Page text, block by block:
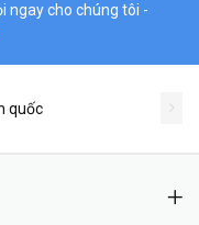
ngay cho chúng tôi -
quốc